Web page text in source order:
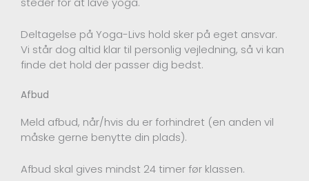
Deltagelse på Yoga-Livs hold sker på eget ansvar.
Vi står dog altid klar til personlig vejledning, så vi kan
finde det hold der passer dig bedst.
Afbud
Meld afbud, når/hvis du er forhindret (en anden vil
måske gerne benytte din plads).
Afbud skal gives mindst 24 timer før klassen.